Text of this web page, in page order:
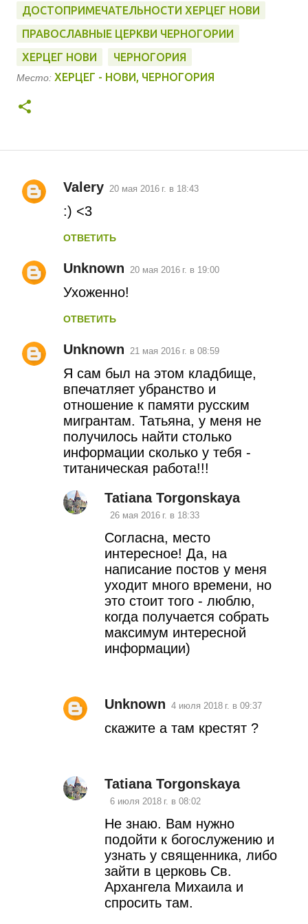
ДОСТОПРИМЕЧАТЕЛЬНОСТИ ХЕРЦЕГ НОВИ
ПРАВОСЛАВНЫЕ ЦЕРКВИ ЧЕРНОГОРИИ
ХЕРЦЕГ НОВИ
ЧЕРНОГОРИЯ
Место: ХЕРЦЕГ - НОВИ, ЧЕРНОГОРИЯ
К
м
т
а
Valery 20 мая 2016 г. в 18:43
:) <3
ОТВЕТИТЬ
Unknown 20 мая 2016 г. в 19:00
Ухоженно!
ОТВЕТИТЬ
Unknown 21 мая 2016 г. в 08:59
Я сам был на этом кладбище,
впечатляет убранство и
отношение к памяти русским
мигрантам. Татьяна, у меня не
получилось найти столько
информации сколько у тебя -
титаническая работа!!!
Tatiana Torgonskaya
26 мая 2016 г. в 18:33
Согласна, место
интересное! Да, на
написание постов у меня
уходит много времени, но
это стоит того - люблю,
когда получается собрать
максимум интересной
информации)
Unknown 4 июля 2018 г. в 09:37
скажите а там крестят ?
Tatiana Torgonskaya
6 июля 2018 г. в 08:02
Не знаю. Вам нужно
подойти к богослужению и
узнать у священника, либо
зайти в церковь Св.
Архангела Михаила и
спросить там.